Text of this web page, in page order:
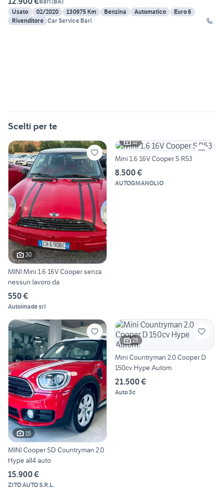
Usato
02/2020 130975 Km Benzina Automatico
Euro 6
Rivenditore Car Service Bari
Scelti per te
30
MINI Mini 1.6 16V Cooper senza
nessun lavoro da
550 €
Autoimade srl
12
Mini 1.6 16V Cooper S R53
8.500 €
AUTOGMANOLIO
15
MINI Cooper SD Countryman 2.0
Hype all4 auto
15.900 €
ZITO AUTO S.R.L.
25
Mini Countryman 2.0 Cooper D
150cv Hype Autom.
21.500 €
Auto 3c